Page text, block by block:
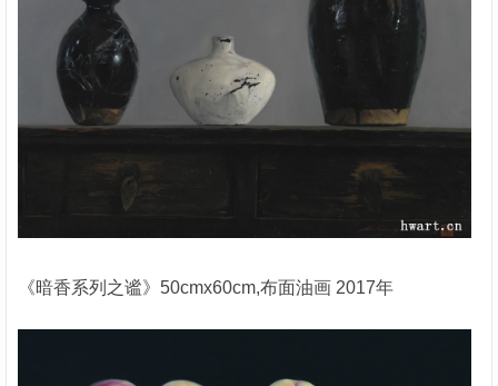
《暗香系列之谧》50cmx60cm,布面油画 2017年